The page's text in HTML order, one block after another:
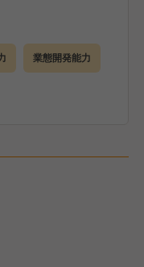
り
円
業態開発能力